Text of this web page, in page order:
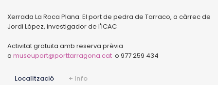
Xerrada La Roca Plana: El port de pedra de Tarraco, a càrrec de
Jordi López, investigador de l'ICAC
Activitat gratuïta amb reserva prèvia
a museuport@porttarragona.cat o 977 259 434
Localització + Info